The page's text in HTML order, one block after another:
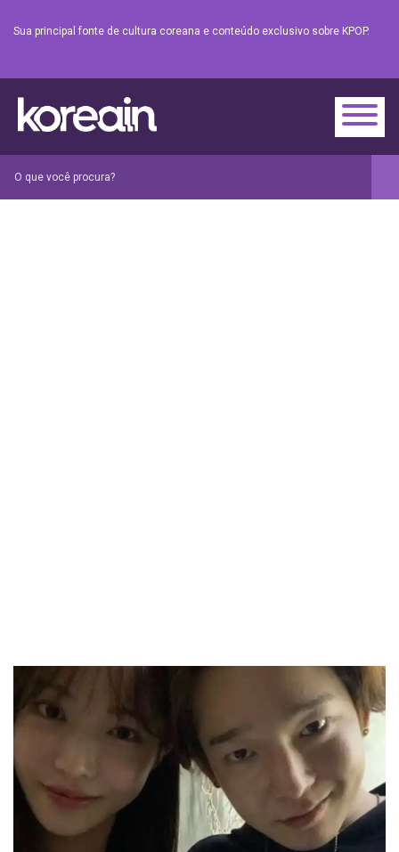
Sua principal fonte de cultura coreana e conteúdo exclusivo sobre KPOP.